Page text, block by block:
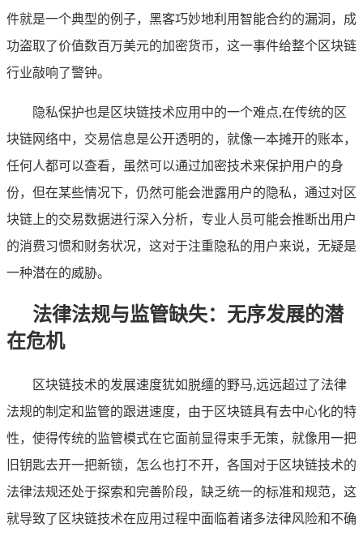
件就是一个典型的例子，黑客巧妙地利用智能合约的漏洞，成
功盗取了价值数百万美元的加密货币，这一事件给整个区块链
行业敲响了警钟。
隐私保护也是区块链技术应用中的一个难点,在传统的区
块链网络中，交易信息是公开透明的，就像一本摊开的账本，
任何人都可以查看，虽然可以通过加密技术来保护用户的身
份，但在某些情况下，仍然可能会泄露用户的隐私，通过对区
块链上的交易数据进行深入分析，专业人员可能会推断出用户
的消费习惯和财务状况，这对于注重隐私的用户来说，无疑是
一种潜在的威胁。
法律法规与监管缺失：无序发展的潜
在危机
区块链技术的发展速度犹如脱缰的野马,远远超过了法律
法规的制定和监管的跟进速度，由于区块链具有去中心化的特
性，使得传统的监管模式在它面前显得束手无策，就像用一把
旧钥匙去开一把新锁，怎么也打不开，各国对于区块链技术的
法律法规还处于探索和完善阶段，缺乏统一的标准和规范，这
就导致了区块链技术在应用过程中面临着诸多法律风险和不确